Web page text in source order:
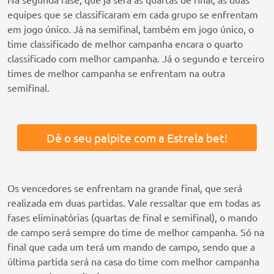
equipes que se classificaram em cada grupo se enfrentam
em jogo único. Já na semifinal, também em jogo único, o
time classificado de melhor campanha encara o quarto
classificado com melhor campanha. Já o segundo e terceiro
times de melhor campanha se enfrentam na outra
semifinal.
Dê o seu palpite com a Estrela bet!
Os vencedores se enfrentam na grande final, que será
realizada em duas partidas. Vale ressaltar que em todas as
fases eliminatórias (quartas de final e semifinal), o mando
de campo será sempre do time de melhor campanha. Só na
final que cada um terá um mando de campo, sendo que a
última partida será na casa do time com melhor campanha